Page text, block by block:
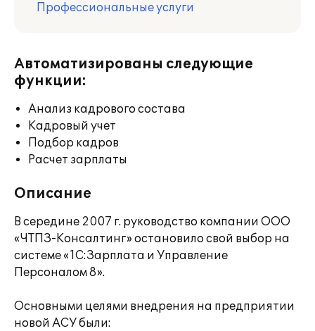
Профессиональные услуги
Автоматизированы следующие
функции:
Анализ кадрового состава
Кадровый учет
Подбор кадров
Расчет зарплаты
Описание
В середине 2007 г. руководство компании ООО
«ЧТПЗ-Консалтинг» остановило свой выбор на
системе «1С:Зарплата и Управление
Персоналом 8».
Основными целями внедрения на предприятии
новой АСУ были: